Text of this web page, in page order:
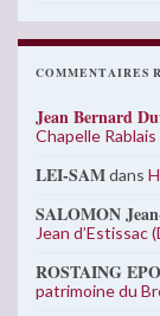
COMMENTAIRES
Jean Bernard
Chapelle
LEI-SAMdans
SALOMON
Jean d’Estissac
ROSTAING
patrimoine du